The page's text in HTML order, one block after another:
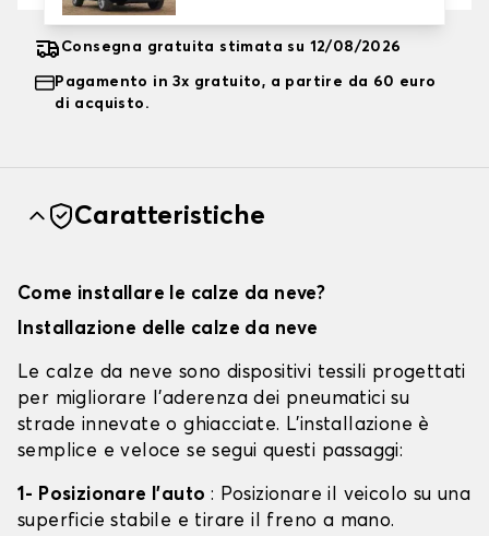
Consegna gratuita stimata su 12/08/2026
Pagamento in 3x gratuito, a partire da 60 euro
di acquisto.
Caratteristiche
Come installare le calze da neve?
Installazione delle calze da neve
Le calze da neve sono dispositivi tessili progettati
per migliorare l'aderenza dei pneumatici su
strade innevate o ghiacciate. L'installazione è
semplice e veloce se segui questi passaggi:
1- Posizionare l'auto : Posizionare il veicolo su una
superficie stabile e tirare il freno a mano.